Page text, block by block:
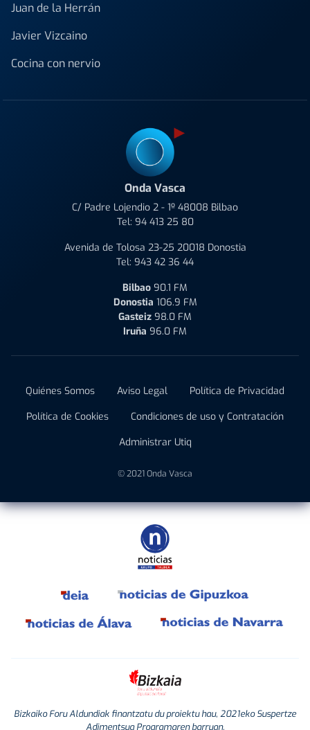
Juan de la Herrán
Javier Vizcaino
Cocina con nervio
Onda Vasca
C/ Padre Lojendio 2 - 1º 48008 Bilbao
Tel: 94 413 25 80
Avenida de Tolosa 23-25 20018 Donostia
Tel: 943 42 36 44
Bilbao 90.1 FM
Donostia 106.9 FM
Gasteiz 98.0 FM
Iruña 96.0 FM
Quiénes Somos Aviso Legal
Política de Privacidad
Política de Cookies
Condiciones de uso y Contratación
Administrar Utiq
© 2021 Onda Vasca
Bizkaiko Foru Aldundiak finantzatu du proiektu hau, 2021eko Suspertze
Adimentsua Programaren barruan.